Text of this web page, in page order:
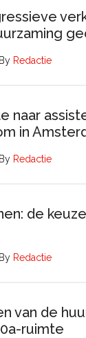
By Redactie
naar
in
By Redactie
de
By Redactie
van de
ruimte